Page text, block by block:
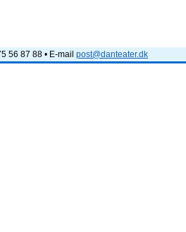
56 87 88 • E-mail post@danteater.dk